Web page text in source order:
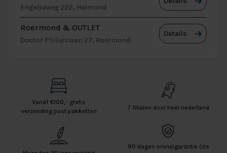
Engelseweg 222, Helmond
Roermond & OUTLET
Doctor Philipslaan 27, Roermond
Details
Vanaf €100,- gratis
verzending post pakketten
7 filialen door heel nederland
90 dagen omruilgarantie (zie